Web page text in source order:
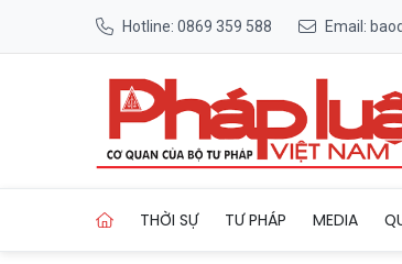
Hotline: 0869 359 588 Email:
THỜI SỰ TƯ PHÁP MEDIA